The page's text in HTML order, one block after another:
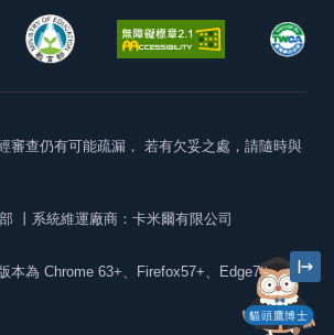
貓頭鷹博士
審查仍有可能疏漏， 若有欠妥之處，請隨時與
丨系統維運廠商：卡米爾有限公司
本為 Chrome 63+、Firefox57+、Edge79+及